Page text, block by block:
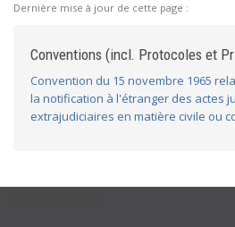
Dernière mise à jour de cette page :
Conventions (incl. Protocoles et
Convention du 15 novembre 1965
la notification à l'étranger des actes
extrajudiciaires en matière civile ou